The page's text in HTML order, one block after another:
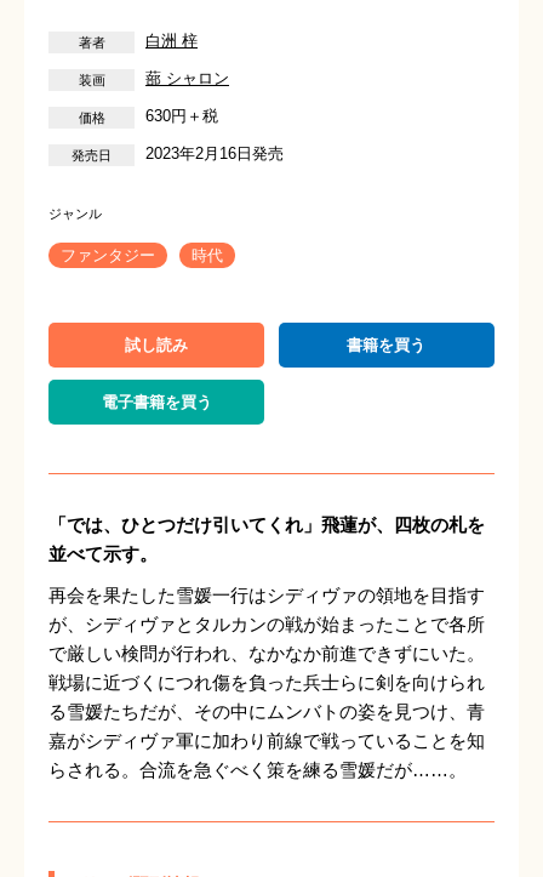
白洲 梓
蔀 シャロン
630円＋税
2023年2月16日発売
ファンタジー 時代
試し読み 書籍を買う
電子書籍を買う
「では、ひとつだけ引いてくれ」飛蓮が、四枚の札を
並べて示す。
再会を果たした雪媛一行はシディヴァの領地を目指す
が、シディヴァとタルカンの戦が始まったことで各所
で厳しい検問が行われ、なかなか前進できずにいた。
戦場に近づくにつれ傷を負った兵士らに剣を向けられ
る雪媛たちだが、その中にムンバトの姿を見つけ、青
嘉がシディヴァ軍に加わり前線で戦っていることを知
らされる。合流を急ぐべく策を練る雪媛だが……。